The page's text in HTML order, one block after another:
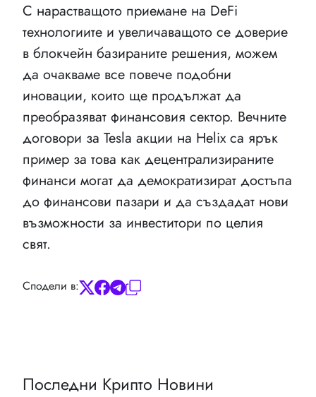
С нарастващото приемане на DeFi
технологиите и увеличаващото се доверие
в блокчейн базираните решения, можем
да очакваме все повече подобни
иновации, които ще продължат да
преобразяват финансовия сектор. Вечните
договори за Tesla акции на Helix са ярък
пример за това как децентрализираните
финанси могат да демократизират достъпа
до финансови пазари и да създадат нови
възможности за инвеститори по целия
свят.
Сподели в:
Последни Крипто Новини